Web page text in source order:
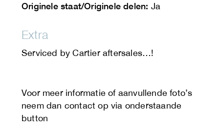
Originele staat/Originele delen: Ja
Extra
Serviced by Cartier aftersales…!